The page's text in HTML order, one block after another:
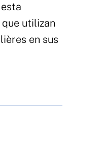
utilizan
en sus